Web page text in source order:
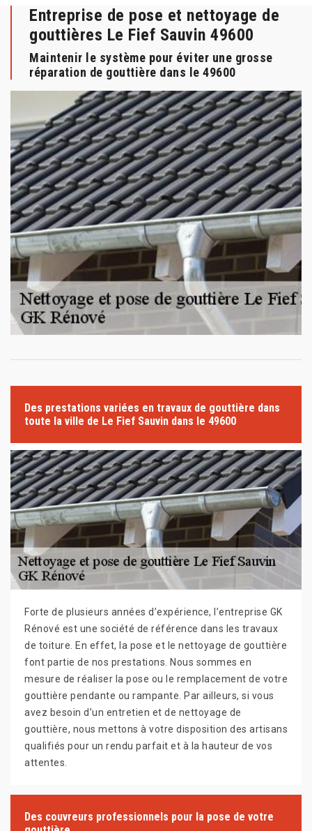
Entreprise de pose et nettoyage de
gouttières Le Fief Sauvin 49600
Maintenir le système pour éviter une grosse
réparation de gouttière dans le 49600
Des prestations variées en travaux de gouttière dans
toute la ville de Le Fief Sauvin dans le 49600
Forte de plusieurs années d’expérience, l’entreprise GK
Rénové est une société de référence dans les travaux
de toiture. En effet, la pose et le nettoyage de gouttière
font partie de nos prestations. Nous sommes en
mesure de réaliser la pose ou le remplacement de votre
gouttière pendante ou rampante. Par ailleurs, si vous
avez besoin d’un entretien et de nettoyage de
gouttière, nous mettons à votre disposition des artisans
qualifiés pour un rendu parfait et à la hauteur de vos
attentes.
Des couvreurs professionnels pour la pose de votre